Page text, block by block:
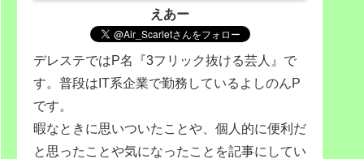
えあー
デレステではP名『3フリック抜ける芸人』で
す。普段はIT系企業で勤務しているよしのんP
です。
暇なときに思いついたことや、個人的に便利だ
と思ったことや気になったことを記事にしてい